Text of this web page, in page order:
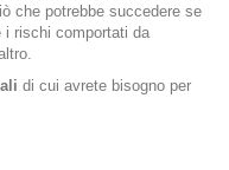
che potrebbe succedere se
i rischi comportati da
di cui avrete bisogno per